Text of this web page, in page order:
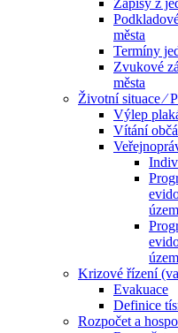
Zápisy z
města
Termíny
Zvukové
města
Životní situace ⁄
Výlep
Vítání
Krizové řízení
Evakuace
Definice
Rozpočet a